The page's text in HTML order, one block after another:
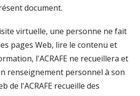
document.
virtuelle, une personne ne fait
pages Web, lire le contenu et
l'ACRAFE ne recueillera et
renseignement personnel à son
de l'ACRAFE recueille des